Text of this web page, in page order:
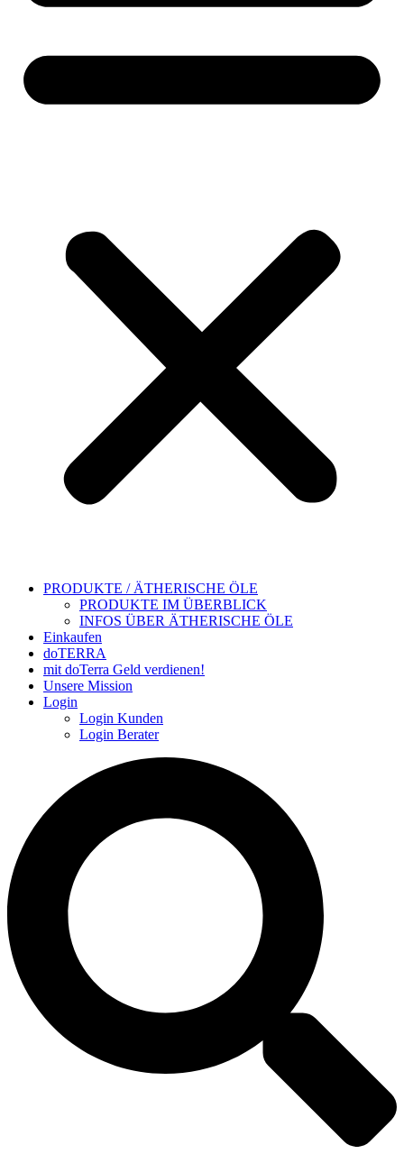
PRODUKTE / ÄTHERISCHE ÖLE
PRODUKTE IM ÜBERBLICK
INFOS ÜBER ÄTHERISCHE ÖLE
Einkaufen
doTERRA
mit doTerra Geld verdienen!
Unsere Mission
Login
Login Kunden
Login Berater